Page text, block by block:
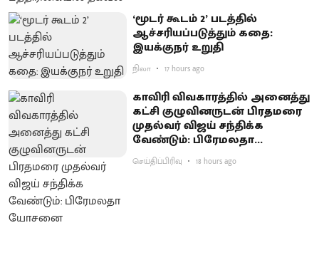
‘மூடர் கூடம் 2’ படத்தில்
ஆச்சரியப்படுத்​தும் கதை:
இயக்குநர் உறுதி
நிலா 17 hours ago
காவிரி விவகாரத்தில் அனைத்து
கட்சி குழுவினருடன் பிரதமரை
முதல்வர் விஜய் சந்திக்க
வேண்டும்: பிரேமலதா
யோசனை
செய்திப்பிரிவு 18 hours ago